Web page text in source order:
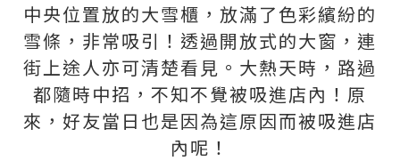
中央位置放的大雪櫃，放滿了色彩繽紛的
雪條，非常吸引！透過開放式的大窗，連
街上途人亦可清楚看見。大熱天時，路過
都隨時中招，不知不覺被吸進店內！原
來，好友當日也是因為這原因而被吸進店
內呢！